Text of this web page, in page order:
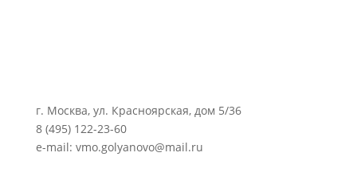
г. Москва, ул. Красноярская, дом 5/36
8 (495) 122-23-60
e-mail: vmo.golyanovo@mail.ru